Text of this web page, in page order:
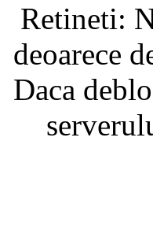
Retineti:
deoarece
Daca